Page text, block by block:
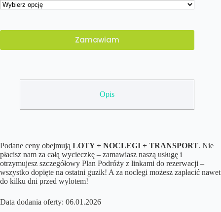
Zamawiam
Opis
Podane ceny obejmują LOTY + NOCLEGI + TRANSPORT. Nie
płacisz nam za całą wycieczkę – zamawiasz naszą usługę i
otrzymujesz szczegółowy Plan Podróży z linkami do rezerwacji –
wszystko dopięte na ostatni guzik! A za noclegi możesz zapłacić nawet
do kilku dni przed wylotem!
Data dodania oferty: 06.01.2026